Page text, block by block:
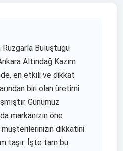
Rüzgarla Buluştuğu
Altındağ Kazım
en etkili ve dikkat
biri olan üretimi
Günümüz
markanızın öne
müşterilerinizin dikkatini
taşır. İşte tam bu